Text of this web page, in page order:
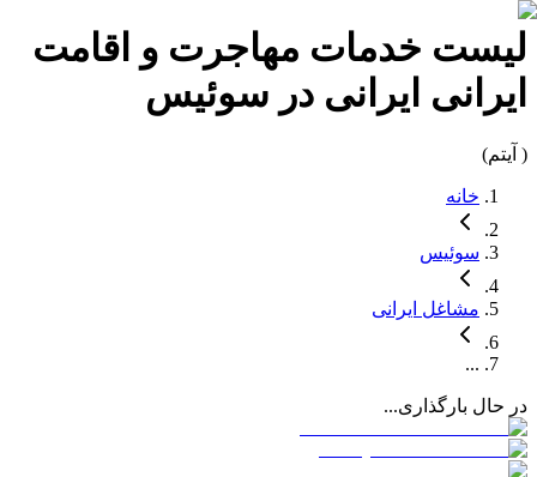
لیست خدمات مهاجرت و اقامت
ایرانی ایرانی در سوئیس
( آیتم)
خانه
سوئیس
مشاغل ایرانی
...
در حال بارگذاری...